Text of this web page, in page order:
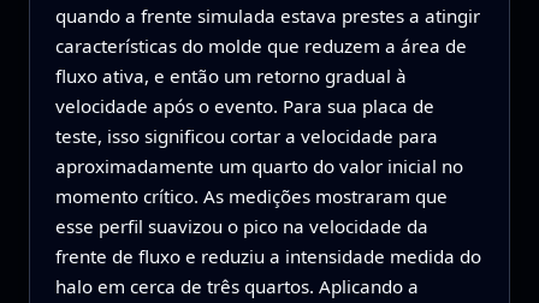
quando a frente simulada estava prestes a atingir
características do molde que reduzem a área de
fluxo ativa, e então um retorno gradual à
velocidade após o evento. Para sua placa de
teste, isso significou cortar a velocidade para
aproximadamente um quarto do valor inicial no
momento crítico. As medições mostraram que
esse perfil suavizou o pico na velocidade da
frente de fluxo e reduziu a intensidade medida do
halo em cerca de três quartos. Aplicando a